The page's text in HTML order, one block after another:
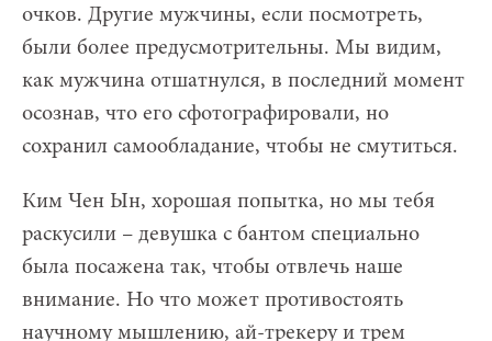
очков. Другие мужчины, если посмотреть,
были более предусмотрительны. Мы видим,
как мужчина отшатнулся, в последний момент
осознав, что его сфотографировали, но
сохранил самообладание, чтобы не смутиться.
Ким Чен Ын, хорошая попытка, но мы тебя
раскусили – девушка с бантом специально
была посажена так, чтобы отвлечь наше
внимание. Но что может противостоять
научному мышлению, ай-трекеру и трем